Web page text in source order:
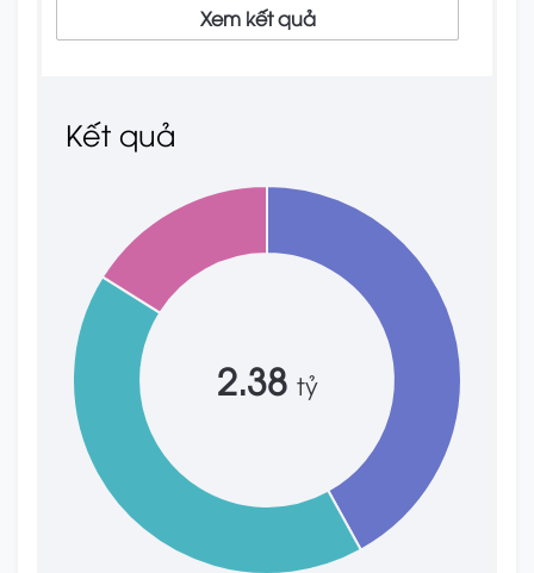
Xem kết quả
Kết quả
2.38 tỷ